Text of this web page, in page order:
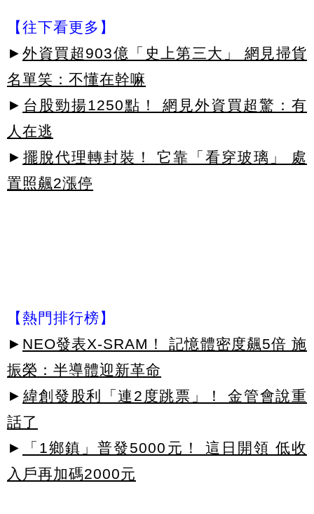
【往下看更多】
► 外資買超903億「史上第三大」 網見掃貨
名單笑：不懂在幹嘛
► 台股勁揚1250點！ 網見外資買超驚：有
人在逃
► 擺脫代理轉封裝！ 它靠「看穿玻璃」 處
置照飆2漲停
【熱門排行榜】
► NEO發表X-SRAM！ 記憶體密度飆5倍 施
振榮：半導體迎新革命
► 緯創發股利「連2度跳票」！ 金管會說重
話了
►
「1鄉鎮」普發5000元！ 這日開領 低收
入戶再加碼2000元